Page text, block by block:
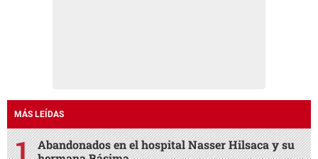
MÁS LEÍDAS
Abandonados en el hospital Nasser Hilsaca y su